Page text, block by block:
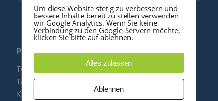
PRODUKTE
Telefonanlagen
Telefone
Konftel Konferenztelefone
Um diese Website stetig zu verbessern und
bessere Inhalte bereit zu stellen verwenden
wir Google Analytics. Wenn Sie keine
Verbindung zu den Google-Servern möchte,
klicken Sie bitte auf ablehnen.
Alles zulassen
Ablehnen